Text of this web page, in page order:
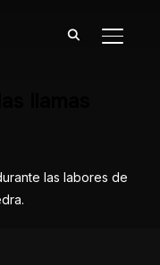
las labores de